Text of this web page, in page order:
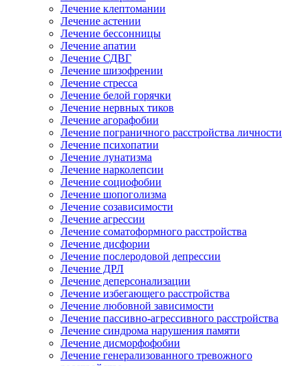
Лечение клептомании
Лечение астении
Лечение бессонницы
Лечение апатии
Лечение СДВГ
Лечение шизофрении
Лечение стресса
Лечение белой горячки
Лечение нервных тиков
Лечение агорафобии
Лечение пограничного расстройства личности
Лечение психопатии
Лечение лунатизма
Лечение нарколепсии
Лечение социофобии
Лечение шопоголизма
Лечение созависимости
Лечение агрессии
Лечение соматоформного расстройства
Лечение дисфории
Лечение послеродовой депрессии
Лечение ДРЛ
Лечение деперсонализации
Лечение избегающего расстройства
Лечение любовной зависимости
Лечение пассивно-агрессивного расстройства
Лечение синдрома нарушения памяти
Лечение дисморфофобии
Лечение генерализованного тревожного